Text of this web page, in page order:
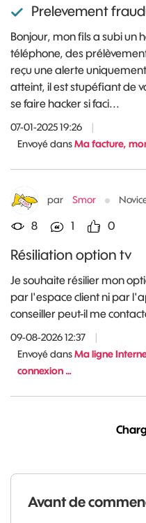
Prelevement
Bonjour, mon fils a subi un
téléphone, des
reçu une alerte
atteint, il est stupéfiant de
se faire hacker si faci...
07-01-2025 19:26
|
Envoyé dansMa facture,
Résiliation option tv
Je souhaite résilier mon
par l'espace client ni par
conseiller peut-il me
09-08-2026 12:37
|
Envoyé dansMa ligne
connexion …
par Smor
8 1 0
Avant de